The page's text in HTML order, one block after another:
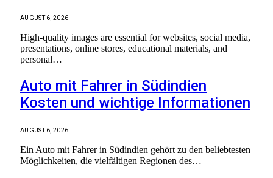
AUGUST 6, 2026
High-quality images are essential for websites, social media,
presentations, online stores, educational materials, and
personal…
Auto mit Fahrer in Südindien
Kosten und wichtige Informationen
AUGUST 6, 2026
Ein Auto mit Fahrer in Südindien gehört zu den beliebtesten
Möglichkeiten, die vielfältigen Regionen des…